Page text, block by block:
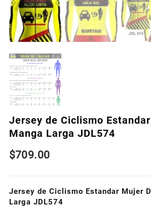
Jersey de Ciclismo
Manga Larga JDL574
$709.00
Jersey de Ciclismo Estandar Mujer
Larga JDL574